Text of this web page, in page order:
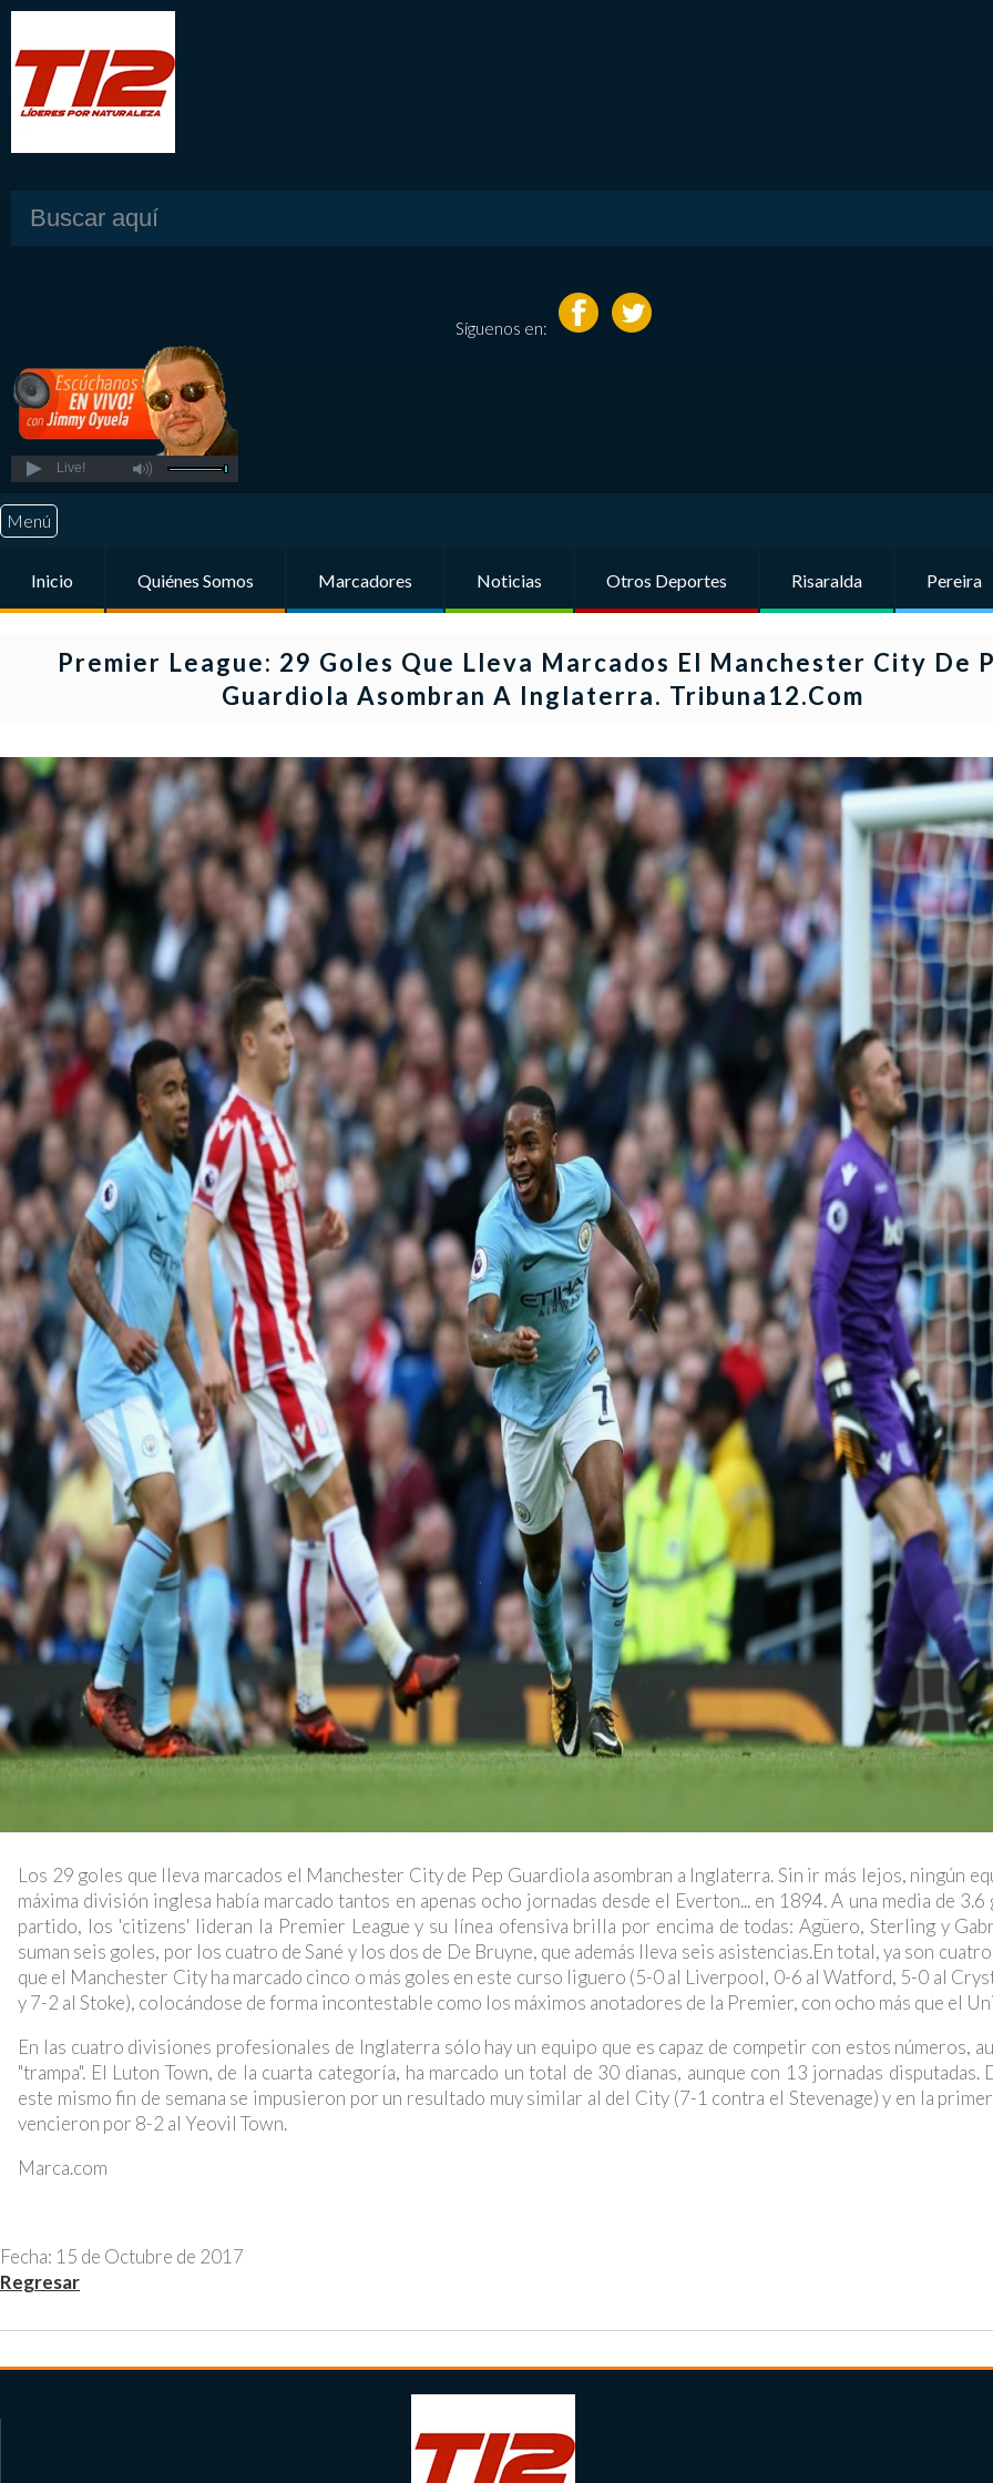
Síguenos en:
Live!
Menú
Inicio Quiénes Somos Marcadores Noticias Otros Deportes Risaralda Pereira
Premier League: 29 Goles Que Lleva Marcados El Manchester City De
Guardiola Asombran A Inglaterra. Tribuna12.com
Los 29 goles que lleva marcados el Manchester City de Pep Guardiola asombran a Inglaterra. Sin ir más lejos, ningún
máxima división inglesa había marcado tantos en apenas ocho jornadas desde el Everton... en 1894. A una media de
partido, los 'citizens' lideran la Premier League y su línea ofensiva brilla por encima de todas: Agüero, Sterling y
suman seis goles, por los cuatro de Sané y los dos de De Bruyne, que además lleva seis asistencias.En total, ya son
que el Manchester City ha marcado cinco o más goles en este curso liguero (5-0 al Liverpool, 0-6 al Watford, 5-0 al
y 7-2 al Stoke), colocándose de forma incontestable como los máximos anotadores de la Premier, con ocho más que el
En las cuatro divisiones profesionales de Inglaterra sólo hay un equipo que es capaz de competir con estos números,
"trampa". El Luton Town, de la cuarta categoría, ha marcado un total de 30 dianas, aunque con 13 jornadas disputadas.
este mismo fin de semana se impusieron por un resultado muy similar al del City (7-1 contra el Stevenage) y en la
vencieron por 8-2 al Yeovil Town.
Marca.com
Fecha: 15 de Octubre de 2017
Regresar